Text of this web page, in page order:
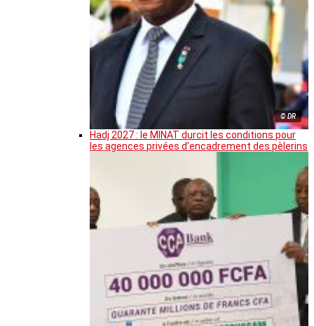
© DR
Hadj 2027 : le MINAT durcit les conditions pour
les agences privées d’encadrement des pèlerins